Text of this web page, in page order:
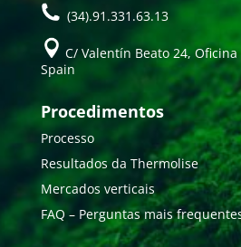
(34).91.331.63.13
C/ Valentín Beato 24,
Spain
Procedimentos
Processo
Resultados da Thermolise
Mercados verticais
FAQ – Perguntas mais